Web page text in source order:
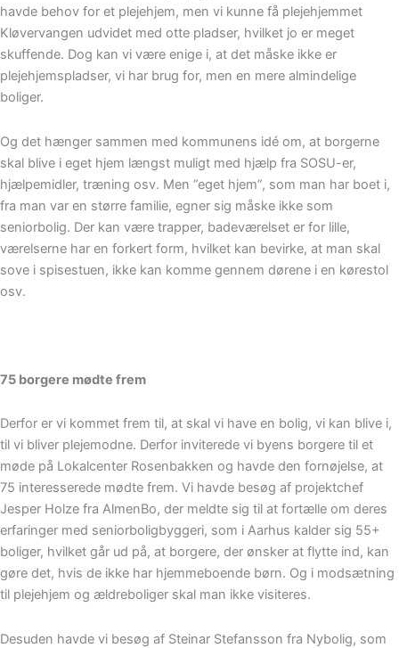
havde behov for et plejehjem, men vi kunne få plejehjemmet
Kløvervangen udvidet med otte pladser, hvilket jo er meget
skuffende. Dog kan vi være enige i, at det måske ikke er
plejehjemspladser, vi har brug for, men en mere almindelige
boliger.
Og det hænger sammen med kommunens idé om, at borgerne
skal blive i eget hjem længst muligt med hjælp fra SOSU-er,
hjælpemidler, træning osv. Men ”eget hjem”, som man har boet i,
fra man var en større familie, egner sig måske ikke som
seniorbolig. Der kan være trapper, badeværelset er for lille,
værelserne har en forkert form, hvilket kan bevirke, at man skal
sove i spisestuen, ikke kan komme gennem dørene i en kørestol
osv.
75 borgere mødte frem
Derfor er vi kommet frem til, at skal vi have en bolig, vi kan blive i,
til vi bliver plejemodne. Derfor inviterede vi byens borgere til et
møde på Lokalcenter Rosenbakken og havde den fornøjelse, at
75 interesserede mødte frem. Vi havde besøg af projektchef
Jesper Holze fra AlmenBo, der meldte sig til at fortælle om deres
erfaringer med seniorboligbyggeri, som i Aarhus kalder sig 55+
boliger, hvilket går ud på, at borgere, der ønsker at flytte ind, kan
gøre det, hvis de ikke har hjemmeboende børn. Og i modsætning
til plejehjem og ældreboliger skal man ikke visiteres.
Desuden havde vi besøg af Steinar Stefansson fra Nybolig, som